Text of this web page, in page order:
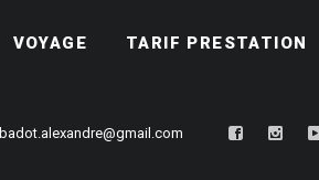
VOYAGE TARIF PRESTATION
badot.alexandre@gmail.com